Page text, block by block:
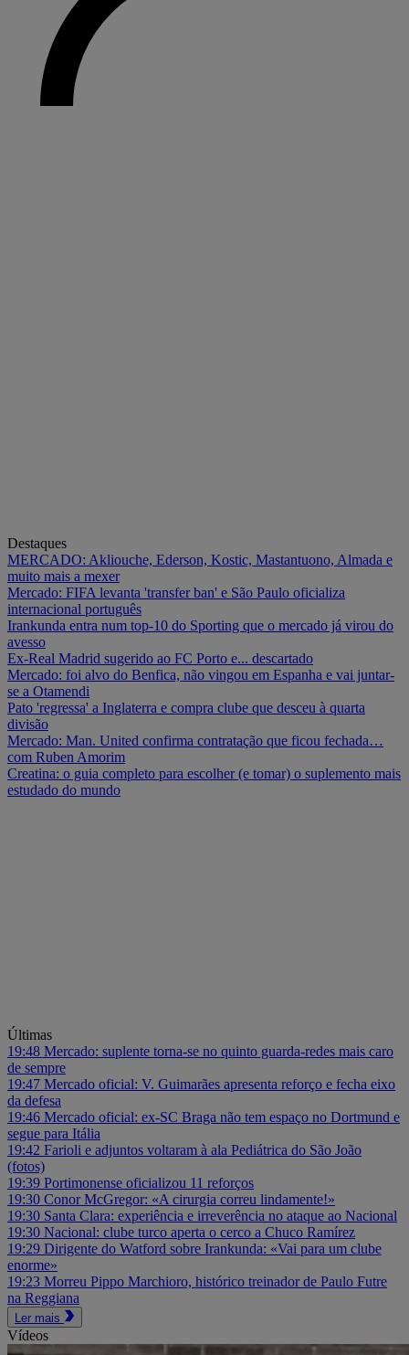
Destaques
MERCADO: Akliouche, Ederson, Kostic, Mastantuono, Almada e
muito mais a mexer
Mercado: FIFA levanta 'transfer ban' e São Paulo oficializa
internacional português
Irankunda entra num top-10 do Sporting que o mercado já virou do
avesso
Ex-Real Madrid sugerido ao FC Porto e... descartado
Mercado: foi alvo do Benfica, não vingou em Espanha e vai juntar-
se a Otamendi
Pato 'regressa' a Inglaterra e compra clube que desceu à quarta
divisão
Mercado: Man. United confirma contratação que ficou fechada…
com Ruben Amorim
Creatina: o guia completo para escolher (e tomar) o suplemento mais
estudado do mundo
Últimas
19:48 Mercado: suplente torna-se no quinto guarda-redes mais caro
de sempre
19:47 Mercado oficial: V. Guimarães apresenta reforço e fecha eixo
da defesa
19:46 Mercado oficial: ex-SC Braga não tem espaço no Dortmund e
segue para Itália
19:42 Farioli e adjuntos voltaram à ala Pediátrica do São João
(fotos)
19:39 Portimonense oficializou 11 reforços
19:30 Conor McGregor: «A cirurgia correu lindamente!»
19:30 Santa Clara: experiência e irreverência no ataque ao Nacional
19:30 Nacional: clube turco aperta o cerco a Chuco Ramírez
19:29 Dirigente do Watford sobre Irankunda: «Vai para um clube
enorme»
19:23 Morreu Pippo Marchioro, histórico treinador de Paulo Futre
na Reggiana
Ler mais
Vídeos